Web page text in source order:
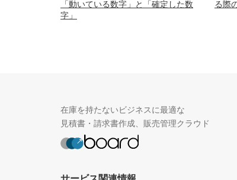
「動いている数字」と「確定した数
字」
る際
在庫を持たないビジネスに最適な
見積書・請求書作成、販売管理クラウド